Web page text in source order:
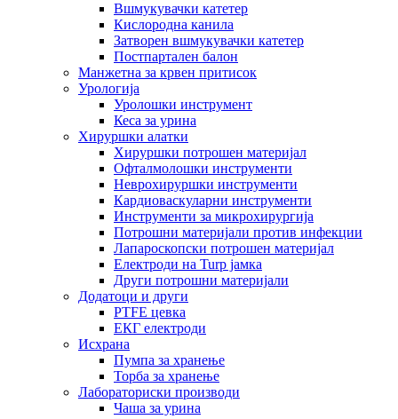
Вшмукувачки катетер
Кислородна канила
Затворен вшмукувачки катетер
Постпартален балон
Манжетна за крвен притисок
Урологија
Уролошки инструмент
Кеса за урина
Хируршки алатки
Хируршки потрошен материјал
Офталмолошки инструменти
Неврохируршки инструменти
Кардиоваскуларни инструменти
Инструменти за микрохирургија
Потрошни материјали против инфекции
Лапароскопски потрошен материјал
Електроди на Turp јамка
Други потрошни материјали
Додатоци и други
PTFE цевка
ЕКГ електроди
Исхрана
Пумпа за хранење
Торба за хранење
Лабораториски производи
Чаша за урина